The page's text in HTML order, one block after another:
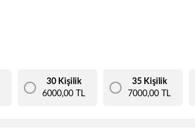
30 Kişilik
6000,00 TL
35 Kişilik
7000,00 TL